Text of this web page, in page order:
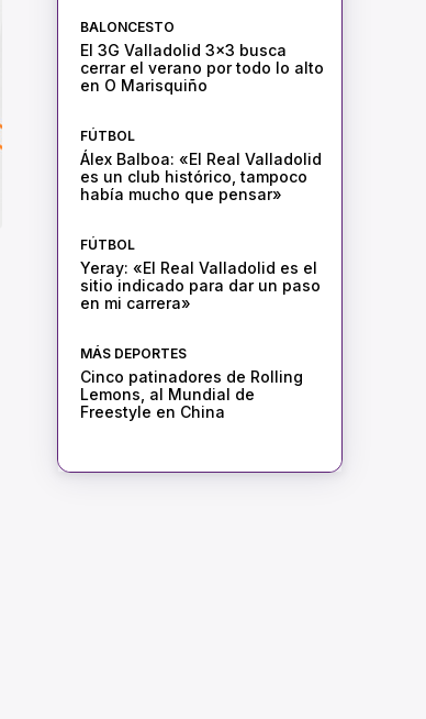
BALONCESTO
El 3G Valladolid 3×3 busca
cerrar el verano por todo lo alto
en O Marisquiño
FÚTBOL
Álex Balboa: «El Real Valladolid
es un club histórico, tampoco
había mucho que pensar»
FÚTBOL
Yeray: «El Real Valladolid es el
sitio indicado para dar un paso
en mi carrera»
MÁS DEPORTES
Cinco patinadores de Rolling
Lemons, al Mundial de
Freestyle en China